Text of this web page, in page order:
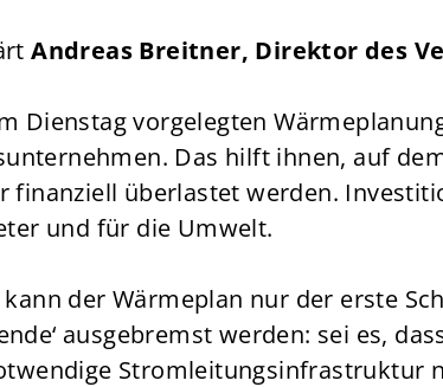
Andreas Breitner, Direktor des
Dienstag vorgelegten
Das hilft ihnen, auf
finanziell überlastet werden.
und für die Umwelt.
der Wärmeplan nur der erste
ausgebremst werden: sei es,
Stromleitungsinfrastruktur